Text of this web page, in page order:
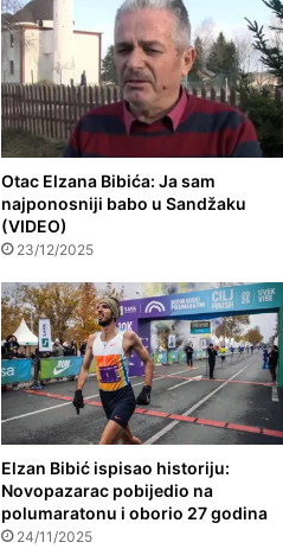
Otac Elzana Bibića: Ja sam
najponosniji babo u Sandžaku
(VIDEO)
23/12/2025
Elzan Bibić ispisao historiju:
Novopazarac pobijedio na
polumaratonu i oborio 27 godina
24/11/2025